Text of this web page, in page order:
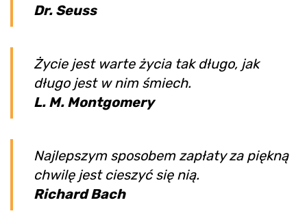
Dr. Seuss
Życie jest warte życia tak długo, jak
długo jest w nim śmiech.
L. M. Montgomery
Najlepszym sposobem zapłaty za piękną
chwilę jest cieszyć się nią.
Richard Bach